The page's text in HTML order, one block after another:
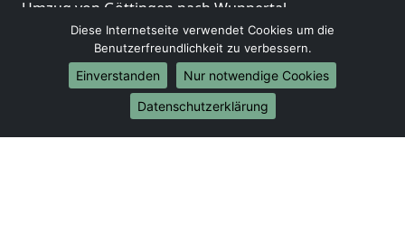
Umzug von Göttingen nach Wuppertal
Umzug von Göttingen nach Bielefeld
Umzug von Göttingen nach Bonn
Umzug von Göttingen nach Münster
Internationale-Umzüge
Umzug von Göttingen nach Brasilien
Diese Internetseite verwendet Cookies um die
Benutzerfreundlichkeit zu verbessern.
Einverstanden
Nur notwendige Cookies
Datenschutzerklärung